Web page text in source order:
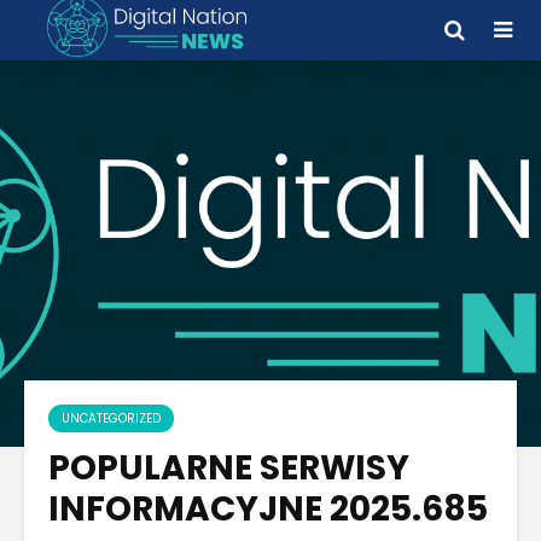
UNCATEGORIZED
POPULARNE SERWISY
INFORMACYJNE 2025.685